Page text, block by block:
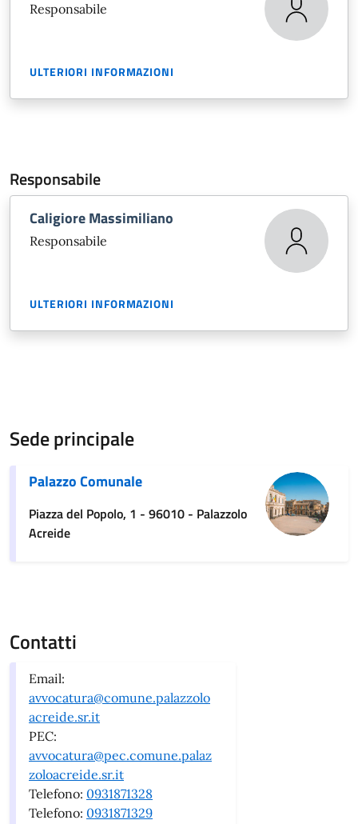
Responsabile
ULTERIORI INFORMAZIONI
Responsabile
Caligiore Massimiliano
Responsabile
ULTERIORI INFORMAZIONI
Sede principale
Palazzo Comunale
Piazza del Popolo, 1 - 96010 - Palazzolo
Acreide
Contatti
Email:
avvocatura@comune.palazzolo
acreide.sr.it
PEC:
avvocatura@pec.comune.palaz
zoloacreide.sr.it
Telefono: 0931871328
Telefono: 0931871329